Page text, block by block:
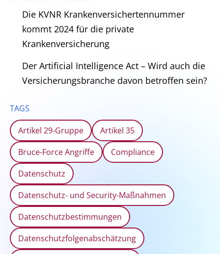
Die KVNR Krankenversichertennummer
kommt 2024 für die private
Krankenversicherung
Der Artificial Intelligence Act – Wird auch die
Versicherungsbranche davon betroffen sein?
TAGS
Artikel 29-Gruppe
Artikel 35
Bruce-Force Angriffe
Compliance
Datenschutz
Datenschutz- und Security-Maßnahmen
Datenschutzbestimmungen
Datenschutzfolgenabschätzung